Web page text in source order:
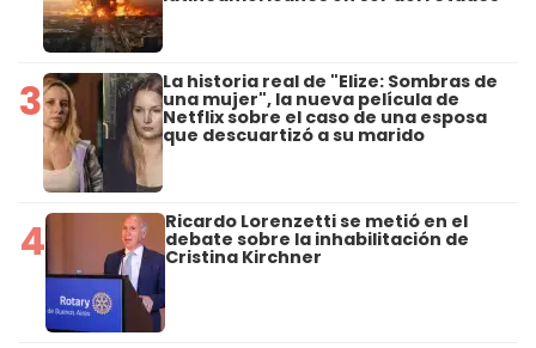
3 La historia real de "Elize: Sombras de
una mujer", la nueva película de
Netflix sobre el caso de una esposa
que descuartizó a su marido
4 Ricardo Lorenzetti se metió en el
debate sobre la inhabilitación de
Cristina Kirchner